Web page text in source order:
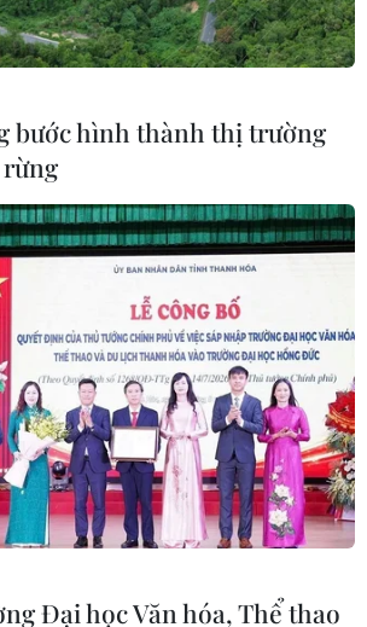
là xây dựng một EU vững mạnh và
vụ này sẽ ảnh hưởng đến chiến
sách đối ngoại của Đức.
muốn đàm phán lập liên
trong tuần này
bước hình thành thị trường
Đại học Văn hóa, Thể thao